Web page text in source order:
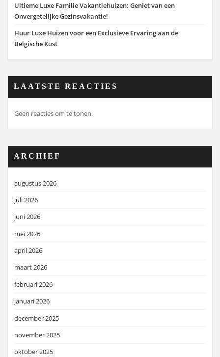
Ultieme Luxe Familie Vakantiehuizen: Geniet van een
Onvergetelijke Gezinsvakantie!
Huur Luxe Huizen voor een Exclusieve Ervaring aan de
Belgische Kust
LAATSTE REACTIES
Geen reacties om te tonen.
ARCHIEF
augustus 2026
juli 2026
juni 2026
mei 2026
april 2026
maart 2026
februari 2026
januari 2026
december 2025
november 2025
oktober 2025